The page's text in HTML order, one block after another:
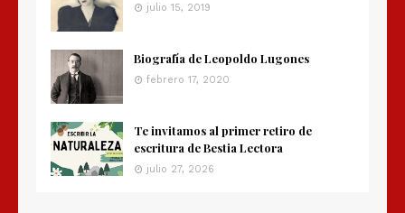
julio 15, 2019
Biografía de Leopoldo Lugones
febrero 17, 2020
Te invitamos al primer retiro de
escritura de Bestia Lectora
julio 27, 2026